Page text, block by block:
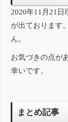
2020年11月21
が出ております
ん。
お気づきの点が
幸いです。
まとめ記事